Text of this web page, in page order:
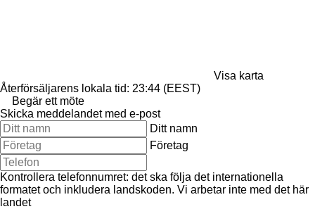
Visa karta
Återförsäljarens lokala tid: 23:44 (EEST)
Begär ett möte
Skicka meddelandet med e-post
Ditt namn
Företag
Kontrollera telefonnumret: det ska följa det internationella
formatet och inkludera landskoden. Vi arbetar inte med det här
landet